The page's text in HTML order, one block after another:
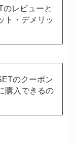
のレビューと
ト・デメリッ
のクーポン
購入できるの